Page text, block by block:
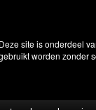
Deze site is onderdeel
worden zonder